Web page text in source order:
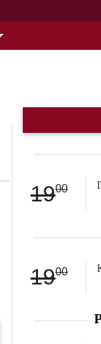
1900
1900